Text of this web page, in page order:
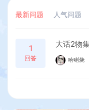
最新问题 人气问题
1
回答
大话2物
哈喇烧